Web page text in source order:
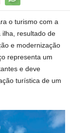
o turismo com a
resultado de
e modernização
representa um
e deve
turística de um